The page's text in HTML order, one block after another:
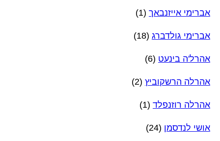
אברימי אייזנבאך (1)
אברימי גולדברג (18)
אהרל'ה בינעט (6)
אהרלה הרשקוביץ (2)
אהרלה רוזנפלד (1)
אושי לנדסמן (24)